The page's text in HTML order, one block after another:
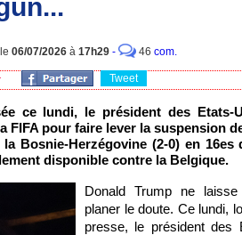
06/07/2026 à 17h29 - 46 com.
Tweet
ce lundi, le président des Etats-
FIFA pour faire lever la suspension
Bosnie-Herzégovine (2-0) en 16es
disponible contre la Belgique.
Donald Trump ne
planer le doute. Ce lundi,
presse, le président des